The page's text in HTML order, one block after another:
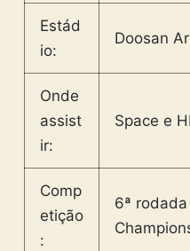
Estád
io:
Doosan
Onde
assist
ir:
Space e
Comp
etição
:
6ª